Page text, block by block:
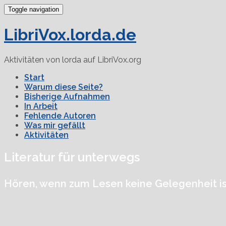
Toggle navigation
LibriVox.lorda.de
Aktivitäten von lorda auf LibriVox.org
Start
Warum diese Seite?
Bisherige Aufnahmen
In Arbeit
Fehlende Autoren
Was mir gefällt
Aktivitäten
Literatur für unterwegs
Hören, wenn zum Lesen keine Gelegenheit